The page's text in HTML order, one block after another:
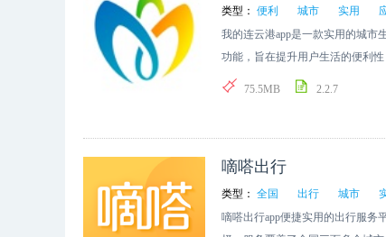
类型： 便利 城市 实用
我的连云港app是一款实用的城市
功能，旨在提升用户生活的便利
幸福感，欢迎下载使用。
75.5MB 2.2.7
嘀嗒出行
类型： 全国 出行 城市
嘀嗒出行app便捷实用的出行服务